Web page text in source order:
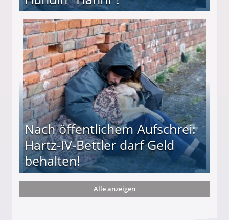
entführten seine Hündin "Hanni"!
Nach öffentlichem Aufschrei:
Hartz-IV-Bettler darf Geld
behalten!
darf Geld behalten!
Alle anzeigen